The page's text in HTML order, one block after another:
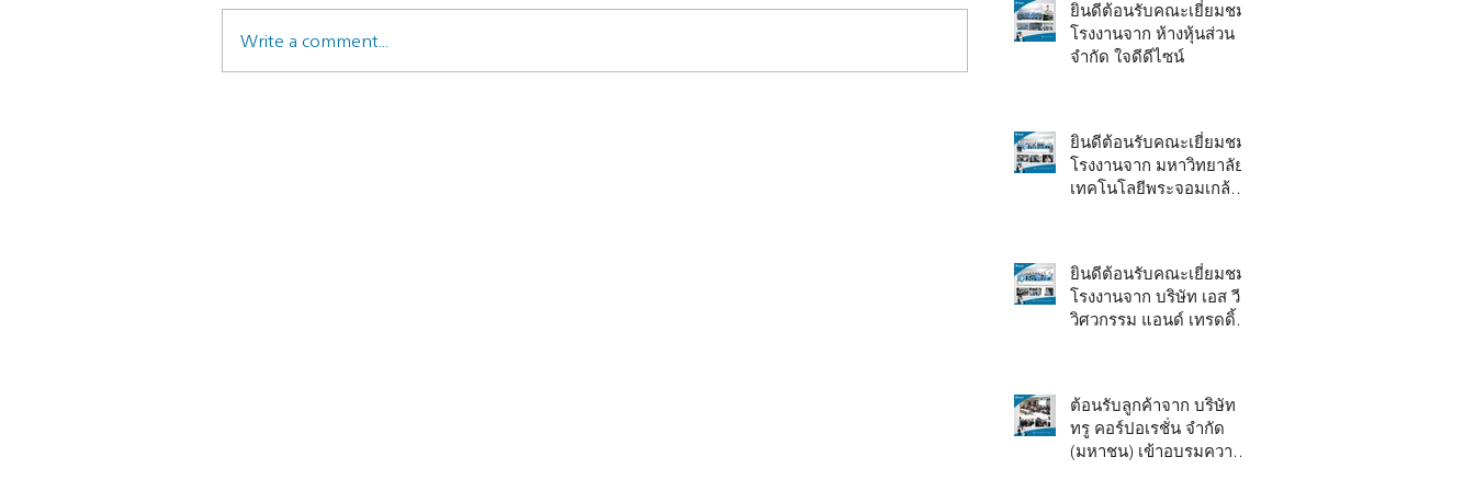
Write a comment...
ยินดีต้อนรับคณะเยี่ยมชม
โรงงานจาก ห้างหุ้นส่วน
จำกัด ใจดีดีไซน์
ยินดีต้อนรับคณะเยี่ยมชม
โรงงานจาก มหาวิทยาลัย
เทคโนโลยีพระจอมเกล้า
ยินดีต้อนรับคณะเยี่ยมชม
โรงงานจาก บริษัท เอส วี
วิศวกรรม แอนด์ เทรดดิ้ง
ต้อนรับลูกค้าจาก บริษัท
ทรู คอร์ปอเรชั่น จำกัด
(มหาชน) เข้าอบรมความรู้